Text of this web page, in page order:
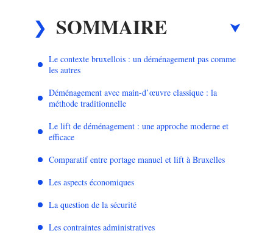
SOMMAIRE
Le contexte bruxellois : un déménagement pas comme
les autres
Déménagement avec main-d’œuvre classique : la
méthode traditionnelle
Le lift de déménagement : une approche moderne et
efficace
Comparatif entre portage manuel et lift à Bruxelles
Les aspects économiques
La question de la sécurité
Les contraintes administratives